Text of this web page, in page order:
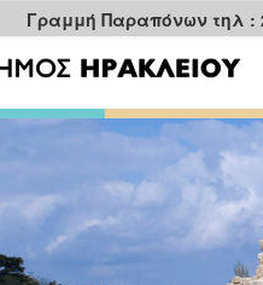
Γραμμή Παραπόνων τηλ :